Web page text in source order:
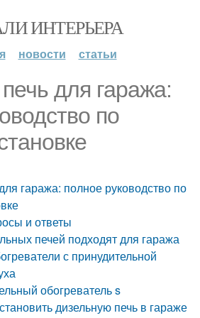
ИНТЕРЬЕРА
новости статьи
для гаража:
по
гаража: полное руководство по
и ответы
печей подходят для гаража
с принудительной
обогреватель s
дизельную печь в гараже